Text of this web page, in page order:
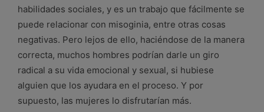
habilidades sociales, y es un trabajo que fácilmente se
puede relacionar con misoginia, entre otras cosas
negativas. Pero lejos de ello, haciéndose de la manera
correcta, muchos hombres podrían darle un giro
radical a su vida emocional y sexual, si hubiese
alguien que los ayudara en el proceso. Y por
supuesto, las mujeres lo disfrutarían más.